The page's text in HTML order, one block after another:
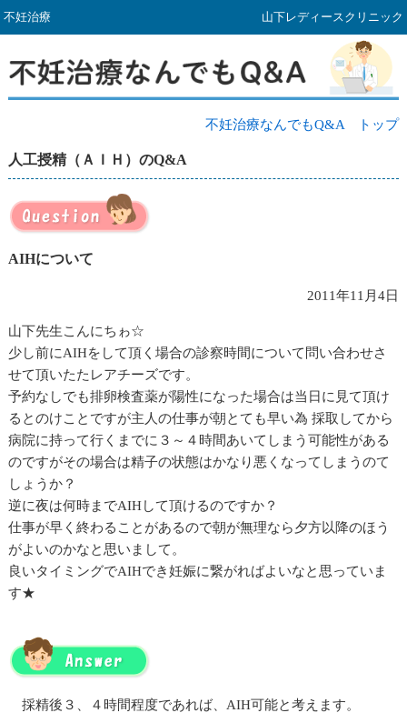
不妊治療 山下レディースクリニック
不妊治療なんでもQ&A トップ
人工授精（ＡＩＨ）のQ&A
AIHについて
2011年11月4日
山下先生こんにちゎ☆
少し前にAIHをして頂く場合の診察時間について問い合わせさ
せて頂いたたレアチーズです。
予約なしでも排卵検査薬が陽性になった場合は当日に見て頂け
るとのけことですが主人の仕事が朝とても早い為 採取してから
病院に持って行くまでに３～４時間あいてしまう可能性がある
のですがその場合は精子の状態はかなり悪くなってしまうのて
しょうか？
逆に夜は何時までAIHして頂けるのですか？
仕事が早く終わることがあるので朝が無理なら夕方以降のほう
がよいのかなと思いまして。
良いタイミングでAIHでき妊娠に繋がればよいなと思っていま
す★
採精後３、４時間程度であれば、AIH可能と考えます。